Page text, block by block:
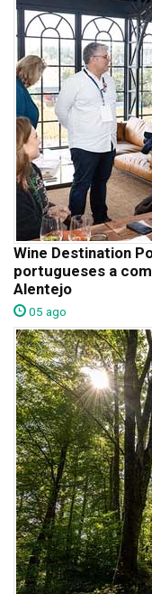
Wine Destination
portugueses a
Alentejo
05 ago